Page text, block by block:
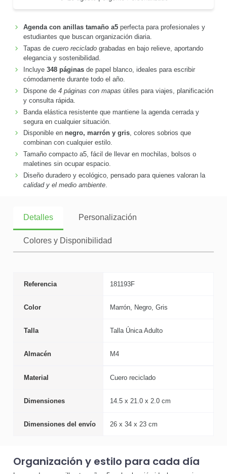
Agenda con anillas tamaño a5perfecta para profesionales y
estudiantes que buscan organización diaria.
Tapas de cuero recicladograbadas en bajo relieve, aportando
elegancia y sostenibilidad.
Incluye 348 páginasde papel blanco, ideales para escribir
cómodamente durante todo el año.
Dispone de 4 páginas con mapas útiles para viajes, planificación
y consulta rápida.
Banda elástica resistente que mantiene la agenda cerrada y
segura en cualquier situación.
Disponible en negro, marrón y gris, colores sobrios que
combinan con cualquier estilo.
Tamaño compacto a5, fácil de llevar en mochilas, bolsos o
maletines sin ocupar espacio.
Diseño duradero y ecológico, pensado para quienes valoran la
calidad y el medio ambiente.
Detalles Personalización
Colores y Disponibilidad
Referencia 181193F
Color Marrón, Negro, Gris
Talla Talla Única Adulto
Almacén M4
Material Cuero reciclado
Dimensiones 14.5 x 21.0 x 2.0 cm
Dimensiones del envío 26 x 34 x 23 cm
Organización y estilo para cada día